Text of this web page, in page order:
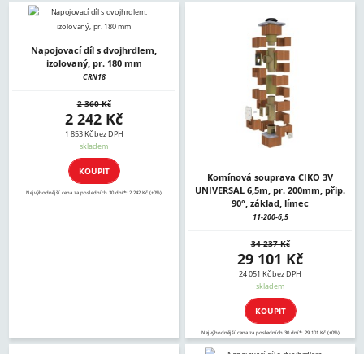
Napojovací díl s dvojhrdlem,
izolovaný, pr. 180 mm
CRN18
2 360 Kč
2 242 Kč
1 853 Kč bez DPH
skladem
KOUPIT
Nejvýhodnější cena za posledních 30 dní*: 2 242 Kč (+0%)
Komínová souprava CIKO 3V
UNIVERSAL 6,5m, pr. 200mm, přip.
90°, základ, límec
11-200-6,5
34 237 Kč
29 101 Kč
24 051 Kč bez DPH
skladem
KOUPIT
Nejvýhodnější cena za posledních 30 dní*: 29 101 Kč (+0%)